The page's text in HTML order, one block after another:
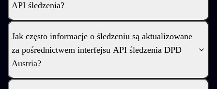
API śledzenia?
Jak często informacje o śledzeniu są aktualizowane
za pośrednictwem interfejsu API śledzenia DPD
Austria?